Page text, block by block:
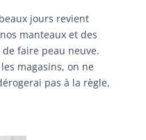
jours revient
manteaux et des
faire peau neuve.
magasins, on ne
pas à la règle,